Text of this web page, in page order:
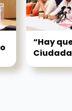
“Hay